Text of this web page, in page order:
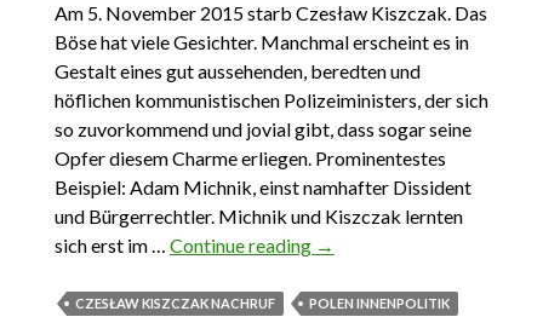
Am 5. November 2015 starb Czesław Kiszczak. Das
Böse hat viele Gesichter. Manchmal erscheint es in
Gestalt eines gut aussehenden, beredten und
höflichen kommunistischen Polizeiministers, der sich
so zuvorkommend und jovial gibt, dass sogar seine
Opfer diesem Charme erliegen. Prominentestes
Beispiel: Adam Michnik, einst namhafter Dissident
und Bürgerrechtler. Michnik und Kiszczak lernten
sich erst im … Continue reading Herr aller Agenten
→
CZESŁAW KISZCZAK NACHRUF POLEN INNENPOLITIK